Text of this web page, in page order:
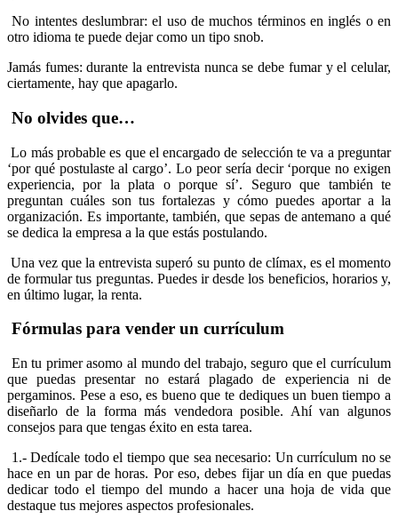
No intentes deslumbrar: el uso de muchos términos en inglés o en
otro idioma te puede dejar como un tipo snob.
Jamás fumes: durante la entrevista nunca se debe fumar y el celular,
ciertamente, hay que apagarlo.
No olvides que…
Lo más probable es que el encargado de selección te va a preguntar
‘por qué postulaste al cargo’. Lo peor sería decir ‘porque no exigen
experiencia, por la plata o porque sí’. Seguro que también te
preguntan cuáles son tus fortalezas y cómo puedes aportar a la
organización. Es importante, también, que sepas de antemano a qué
se dedica la empresa a la que estás postulando.
Una vez que la entrevista superó su punto de clímax, es el momento
de formular tus preguntas. Puedes ir desde los beneficios, horarios y,
en último lugar, la renta.
Fórmulas para vender un currículum
En tu primer asomo al mundo del trabajo, seguro que el currículum
que puedas presentar no estará plagado de experiencia ni de
pergaminos. Pese a eso, es bueno que te dediques un buen tiempo a
diseñarlo de la forma más vendedora posible. Ahí van algunos
consejos para que tengas éxito en esta tarea.
1.- Dedícale todo el tiempo que sea necesario: Un currículum no se
hace en un par de horas. Por eso, debes fijar un día en que puedas
dedicar todo el tiempo del mundo a hacer una hoja de vida que
destaque tus mejores aspectos profesionales.